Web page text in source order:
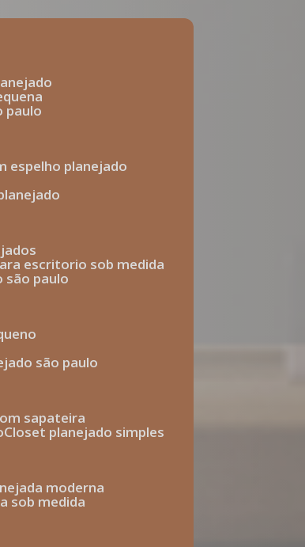
paulo
espelho planejado
escritorio sob medida
são paulo
são paulo
sapateira
closet planejado simples
moderna
sob medida